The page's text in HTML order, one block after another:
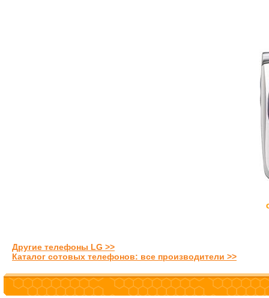
Другие телефоны LG >>
Каталог сотовых телефонов: все производители >>